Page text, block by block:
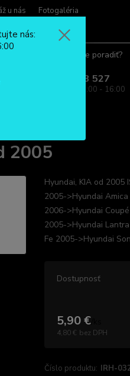
u nás
Fotogaléria
Potrebujete poradiť?
0904 963 527
Po - Pia: 08:00 - 16:00
2005
Hyundai, KIA od
2005->Hyundai
2006->Hyundai
2005->Hyundai
Fe 2005->Hyundai
Dostupnosť
5,90 €/
4,80 € bez DPH
Číslo produktu: IRH-
nás: